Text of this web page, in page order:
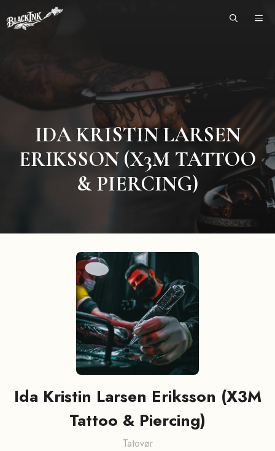
to
IDA KRISTIN LARSEN
ERIKSSON (X3M TATTOO
& PIERCING)
Ida Kristin Larsen Eriksson (X3M
Tattoo & Piercing)
Tatovør